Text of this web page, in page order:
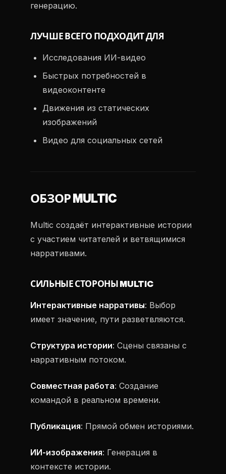
генерацию.
ЛУЧШЕ ВСЕГО ПОДХОДИТ ДЛЯ
Исследования ИИ-видео
Быстрых потребностей в
видеоконтенте
Движения из статических
изображений
Видео для социальных сетей
ОБЗОР MULTIC
Multic создаёт интерактивные истории
с участием читателей и ветвящимися
нарративами.
СИЛЬНЫЕ СТОРОНЫ MULTIC
Интерактивные нарративы: Выбор
имеет значение, пути разветвляются.
Структура истории: Сцены связаны с
нарративным потоком.
Совместная работа: Создание
командой в реальном времени.
Публикация: Прямой обмен историями.
ИИ-изображения: Генерация в
контексте истории.